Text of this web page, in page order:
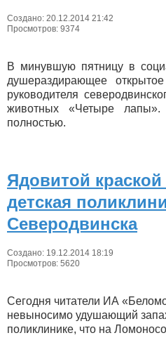
Создано: 20.12.2014 21:42
Просмотров: 9374
В минувшую пятницу в
душераздирающее
руководителя
животных «Четыре лапы».
полностью.
Ядовитой
детская
Северодвинска
Создано: 19.12.2014 18:19
Просмотров: 5620
Сегодня читатели ИА
невыносимо удушающий
поликлинике, что на